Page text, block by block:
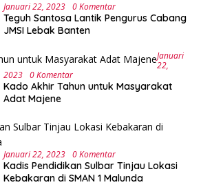
Januari 22, 2023 0 Komentar
Teguh Santosa Lantik Pengurus Cabang
JMSI Lebak Banten
Januari
22,
2023 0 Komentar
Kado Akhir Tahun untuk Masyarakat
Adat Majene
Januari 22, 2023 0 Komentar
Kadis Pendidikan Sulbar Tinjau Lokasi
Kebakaran di SMAN 1 Malunda